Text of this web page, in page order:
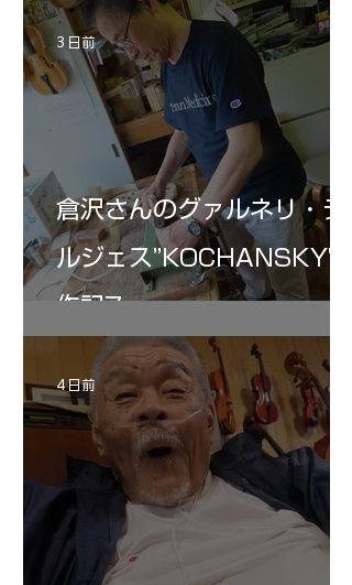
倉沢さんのグァルネリ・デ
ルジェス”KOCHANSKY"制
作記7
3 日前
4 日前